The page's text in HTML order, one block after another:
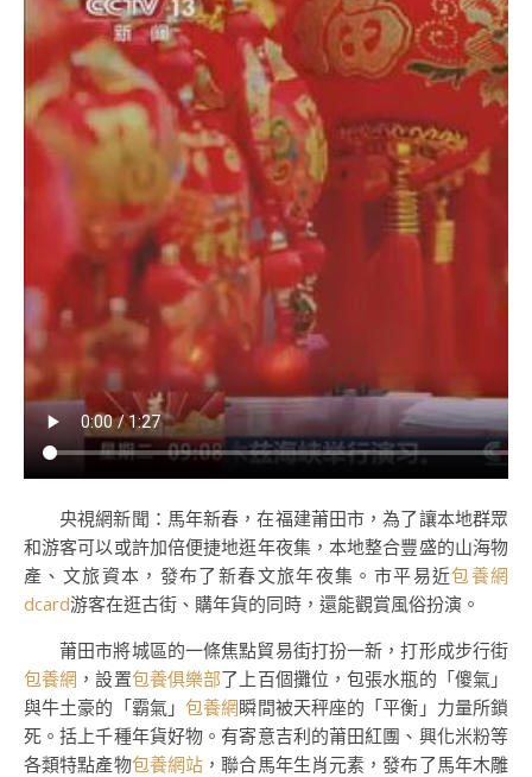
央視網新聞：馬年新春，在福建莆田市，為了讓本地群眾
和游客可以或許加倍便捷地逛年夜集，本地整合豐盛的山海物
產、文旅資本，發布了新春文旅年夜集。市平易近包養網
dcard游客在逛古街、購年貨的同時，還能觀賞風俗扮演。
莆田市將城區的一條焦點貿易街打扮一新，打形成步行街
包養網 ，設置包養俱樂部了上百個攤位，包張水瓶的「傻氣」
與牛土豪的「霸氣」包養網瞬間被天秤座的「平衡」力量所鎖
死。括上千種年貨好物。有寄意吉利的莆田紅團、興化米粉等
各類特點產物包養網站 ，聯合馬年生肖元素，發布了馬年木雕